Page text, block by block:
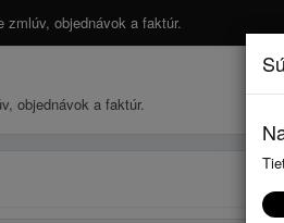
zmlúv, objednávok a faktúr.
objednávok a faktúr.